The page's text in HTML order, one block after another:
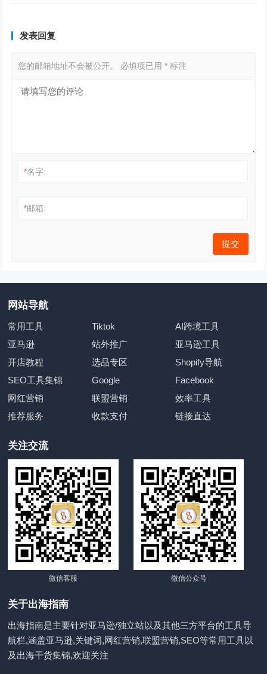
发表回复
您的邮箱地址不会被公开。 必填项已用* 标注
*名字:
*邮箱:
网站导航
常用工具 Tiktok
AI跨境工具
亚马逊
站外推广
亚马逊工具
开店教程
选品专区
Shopify导航
SEO工具集锦
Google
Facebook
网红营销
联盟营销
效率工具
推荐服务
收款支付 链接直达
关注交流
微信客服 微信公众号
关于出海指南
出海指南是主要针对亚马逊/独立站以及其他三方平台的工具导
航栏,涵盖亚马逊,关键词,网红营销,联盟营销,SEO等常用工具以
及出海干货集锦,欢迎关注